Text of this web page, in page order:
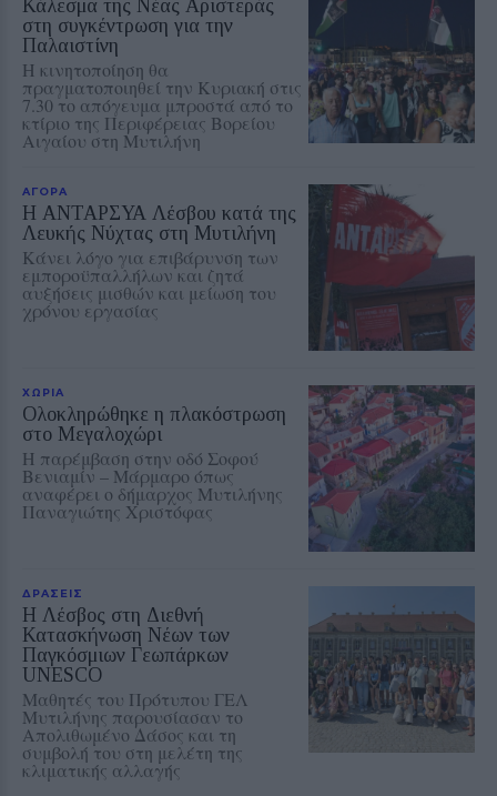
Κάλεσμα της Νέας Αριστεράς
στη συγκέντρωση για την
Παλαιστίνη
Η κινητοποίηση θα
πραγματοποιηθεί την Κυριακή στις
7.30 το απόγευμα μπροστά από το
κτίριο της Περιφέρειας Βορείου
Αιγαίου στη Μυτιλήνη
ΑΓΟΡΑ
Η ΑΝΤΑΡΣΥΑ Λέσβου κατά της
Λευκής Νύχτας στη Μυτιλήνη
Κάνει λόγο για επιβάρυνση των
εμποροϋπαλλήλων και ζητά
αυξήσεις μισθών και μείωση του
χρόνου εργασίας
ΧΩΡΙΑ
Ολοκληρώθηκε η πλακόστρωση
στο Μεγαλοχώρι
Η παρέμβαση στην οδό Σοφού
Βενιαμίν – Μάρμαρο όπως
αναφέρει ο δήμαρχος Μυτιλήνης
Παναγιώτης Χριστόφας
ΔΡΑΣΕΙΣ
Η Λέσβος στη Διεθνή
Κατασκήνωση Νέων των
Παγκόσμιων Γεωπάρκων
UNESCO
Μαθητές του Πρότυπου ΓΕΛ
Μυτιλήνης παρουσίασαν το
Απολιθωμένο Δάσος και τη
συμβολή του στη μελέτη της
κλιματικής αλλαγής